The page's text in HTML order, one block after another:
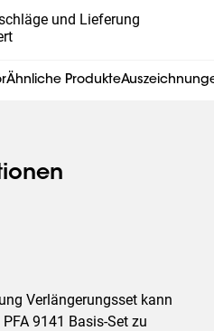
und Lieferung
Ähnliche Produkte
Verlängerungsset kann
9141 Basis-Set zu